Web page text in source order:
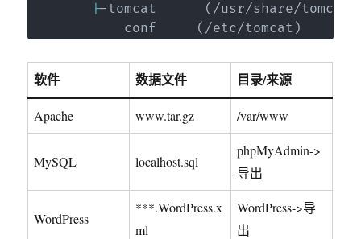
|-tomcat ( /usr/share/tomcat
            conf
( /etc/tomcat )
软件 数据文件 目录/来源
Apache www.tar.gz /var/www
MySQL localhost.sql
phpMyAdmin->
导出
WordPress
***.WordPress.x
ml
WordPress->导
出